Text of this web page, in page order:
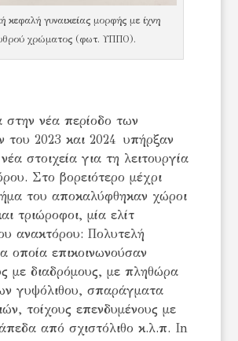
κεφαλή γυναικείας μορφής με ίχνη
χρώματος (φωτ. ΥΠΠΟ).
στην νέα περίοδο των
του 2023 και 2024 υπήρξαν
στοιχεία για τη λειτουργία
Στο βορειότερο μέχρι
του αποκαλύφθηκαν χώροι
τριώροφοι, μία ελίτ
ανακτόρου: Πολυτελή
οποία επικοινωνούσαν
με διαδρόμους, με πληθώρα
γυψόλιθου, σπαράγματα
τοίχους επενδυμένους με
από σχιστόλιθο κ.λ.π. In